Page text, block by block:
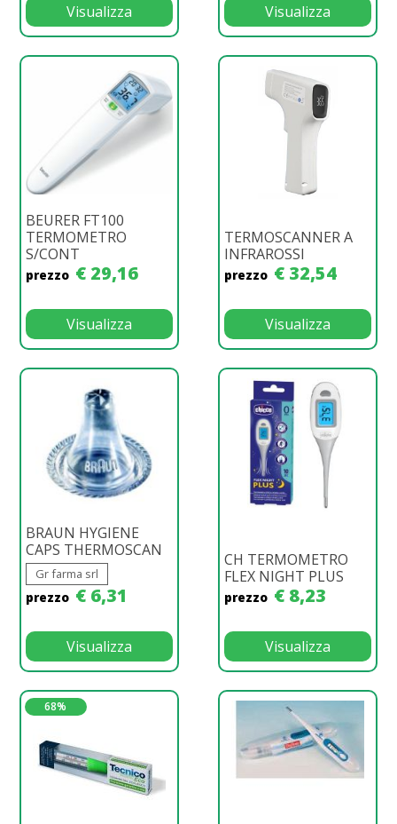
Visualizza Visualizza
BEURER FT100
TERMOMETRO
S/CONT
prezzo € 29,16
Visualizza
TERMOSCANNER A
INFRAROSSI
prezzo € 32,54
Visualizza
BRAUN HYGIENE
CAPS THERMOSCAN
Gr farma srl
prezzo € 6,31
Visualizza
CH TERMOMETRO
FLEX NIGHT PLUS
prezzo € 8,23
Visualizza
68%